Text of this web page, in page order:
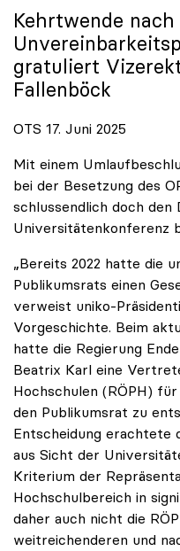
Kehrtwende nach
gratuliert
Fallenböck
OTS 17. Juni 2025
Mit einem
bei der Besetzung des
schlussendlich doch
Universitätenkonferenz
„Bereits 2022 hatte die
Publikumsrats einen
verweist uniko-
Vorgeschichte. Beim
hatte die Regierung
Beatrix Karl eine
Hochschulen (RÖPH)
den Publikumsrat zu
Entscheidung erachtete
aus Sicht der
Kriterium der
Hochschulbereich in
daher auch nicht die
weitreichenderen und